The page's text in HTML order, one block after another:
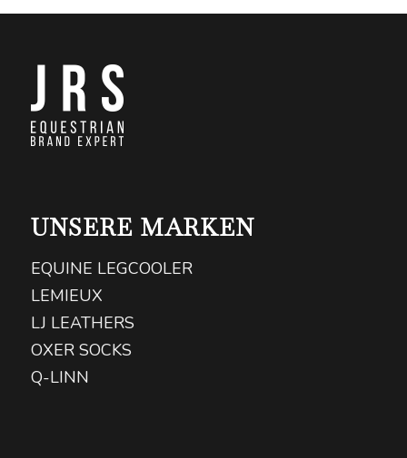
UNSERE MARKEN
EQUINE LEGCOOLER
LEMIEUX
LJ LEATHERS
OXER SOCKS
Q-LINN